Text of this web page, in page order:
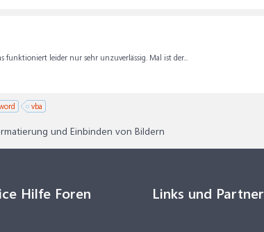
funktioniert leider nur sehr unzuverlässig. Mal ist der...
vba
und Einbinden von Bildern
Hilfe Foren Links und Partner